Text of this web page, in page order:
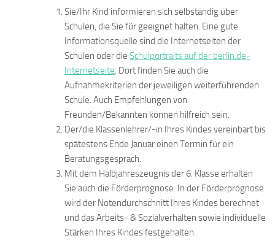
Sie/Ihr Kind informieren sich selbständig über
Schulen, die Sie für geeignet halten. Eine gute
Informationsquelle sind die Internetseiten der
Schulen oder die Schulportraits auf der berlin.de-
Internetseite. Dort finden Sie auch die
Aufnahmekriterien der jeweiligen weiterführenden
Schule. Auch Empfehlungen von
Freunden/Bekannten können hilfreich sein.
Der/die Klassenlehrer/-in Ihres Kindes vereinbart bis
spätestens Ende Januar einen Termin für ein
Beratungsgespräch.
Mit dem Halbjahreszeugnis der 6. Klasse erhalten
Sie auch die Förderprognose. In der Förderprognose
wird der Notendurchschnitt Ihres Kindes berechnet
und das Arbeits- & Sozialverhalten sowie individuelle
Stärken Ihres Kindes festgehalten.